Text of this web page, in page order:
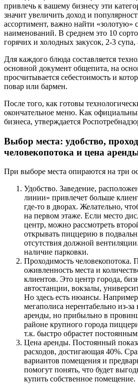
привлечь к вашему бизнесу эти
значит увеличить доход и
ассортимент, важно найти «золотую»
наименований. В среднем это 10
горячих и холодных закусок, 2-3 супа,
Для каждого блюда составляется
основной документ общепита, на
просчитывается себестоимость и
повар или бармен.
После того, как готовы
окончательное меню. Как
бизнеса, утверждается
Выбор места: удобство,
человекопотока и цена
При выборе места опираются на три
Удобство. Заведение,
линии» привлечет больше
где-то в дворах. Желательно,
на первом этаже. Если место
центр, можно рассмотреть
открывать пиццерию в
отсутствия должной
наличие парковки.
Проходимость человекопотока.
оживленность места и
клиентов. Это центр города,
автостанции, вокзалы,
Но здесь есть нюансы.
мегаполиса нерентабельно из-
аренды, но прибыльно в
районе крупного города
т.к. быстро обрастет
Цена аренды. Постоянный
расходов, достигающая 40%.
вариантов помещения и
помогут понять, что будет
купить собственное помещение.